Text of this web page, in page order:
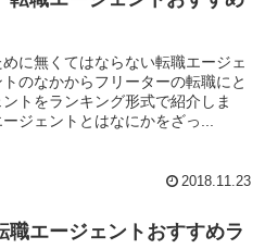
に無くてはならない転職エージェ
のなかからフリーターの転職にと
トをランキング形式で紹介しま
ジェントとはなにかをざっ...
2018.11.23
職エージェントおすすめラ